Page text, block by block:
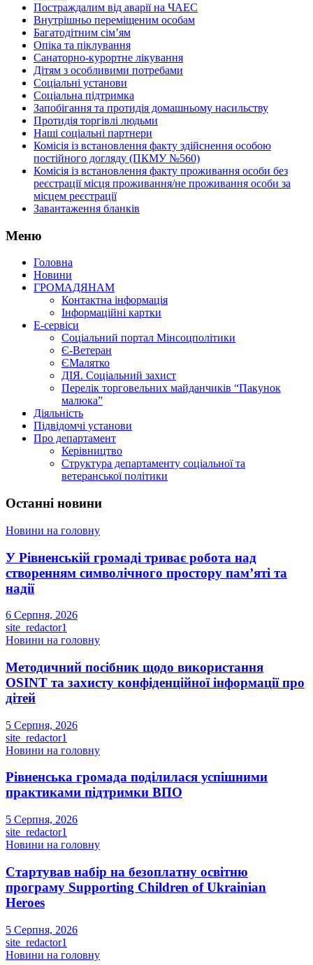
Постраждалим від аварії на ЧАЕС
Внутрішньо переміщеним особам
Багатодітним сім’ям
Опіка та піклування
Санаторно-курортне лікування
Дітям з особливими потребами
Соціальні установи
Соціальна підтримка
Запобігання та протидія домашньому насильству
Протидія торгівлі людьми
Наші соціальні партнери
Комісія із встановлення факту здійснення особою
постійного догляду (ПКМУ №560)
Комісія із встановлення факту проживання особи без
реєстрації місця проживання/не проживання особи за
місцем реєстрації
Завантаження бланків
Меню
Головна
Новини
ГРОМАДЯНАМ
Контактна інформація
Інформаційні картки
Е-сервіси
Соціальний портал Мінсоцполітики
Є-Ветеран
ЄМалятко
ДІЯ. Соціальний захист
Перелік торговельних майданчиків “Пакунок
малюка”
Діяльність
Підвідомчі установи
Про департамент
Керівництво
Структура департаменту соціальної та
ветеранської політики
Останні новини
Новини на головну
У Рівненській громаді триває робота над
створенням символічного простору пам’яті та
надії
6 Серпня, 2026
site_redactor1
Новини на головну
Методичний посібник щодо використання
OSINT та захисту конфіденційної інформації про
дітей
5 Серпня, 2026
site_redactor1
Новини на головну
Рівненська громада поділилася успішними
практиками підтримки ВПО
5 Серпня, 2026
site_redactor1
Новини на головну
Стартував набір на безоплатну освітню
програму Supporting Children of Ukrainian
Heroes
5 Серпня, 2026
site_redactor1
Новини на головну